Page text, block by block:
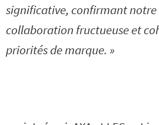
significative, confirmant
collaboration fructueuse et
priorités de marque.